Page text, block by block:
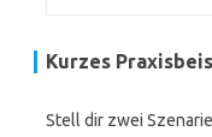
Kurzes
Stell dir zwei